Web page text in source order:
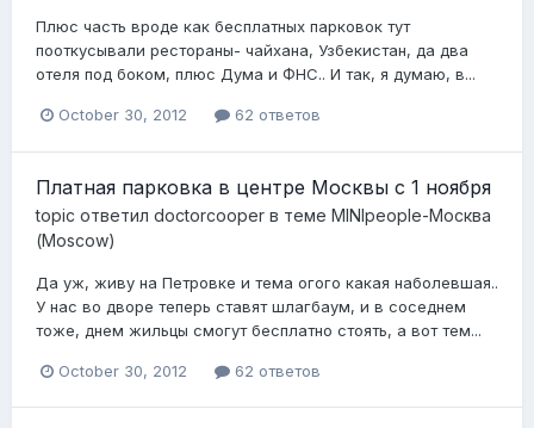
Плюс часть вроде как бесплатных парковок тут
пооткусывали рестораны- чайхана, Узбекистан, да два
отеля под боком, плюс Дума и ФНС.. И так, я думаю, в...
October 30, 2012 62 ответов
Платная парковка в центре Москвы с 1 ноября
topic ответил doctorcooper в теме MINIpeople-Москва
(Moscow)
Да уж, живу на Петровке и тема огого какая наболевшая..
У нас во дворе теперь ставят шлагбаум, и в соседнем
тоже, днем жильцы смогут бесплатно стоять, а вот тем...
October 30, 2012 62 ответов